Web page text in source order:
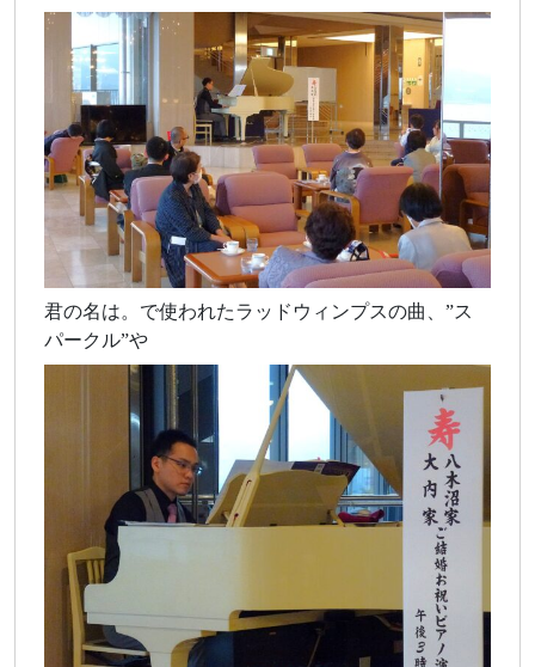
君の名は。で使われたラッドウィンプスの曲、”ス
パークル”や